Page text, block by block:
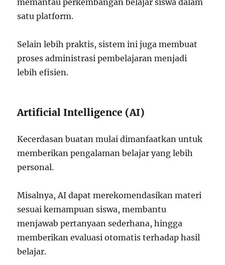
memantau perkembangan belajar siswa dalam
satu platform.
Selain lebih praktis, sistem ini juga membuat
proses administrasi pembelajaran menjadi
lebih efisien.
Artificial Intelligence (AI)
Kecerdasan buatan mulai dimanfaatkan untuk
memberikan pengalaman belajar yang lebih
personal.
Misalnya, AI dapat merekomendasikan materi
sesuai kemampuan siswa, membantu
menjawab pertanyaan sederhana, hingga
memberikan evaluasi otomatis terhadap hasil
belajar.